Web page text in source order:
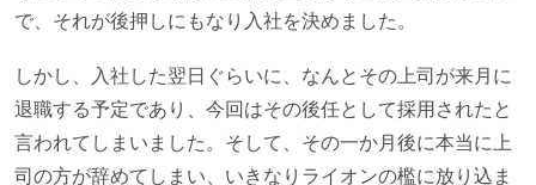
で、それが後押しにもなり入社を決めました。
しかし、入社した翌日ぐらいに、なんとその上司が来月に
退職する予定であり、今回はその後任として採用されたと
言われてしまいました。そして、その一か月後に本当に上
司の方が辞めてしまい、いきなりライオンの檻に放り込ま